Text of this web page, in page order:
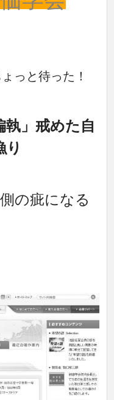
と待った！
執」戒めた自
り
の疵になる